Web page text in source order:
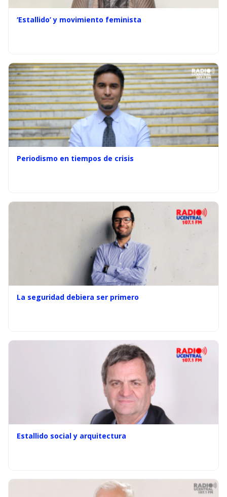
‘Estallido’ y movimiento feminista
Periodismo en tiempos de crisis
La seguridad debiera ser primero
Estallido social y arquitectura